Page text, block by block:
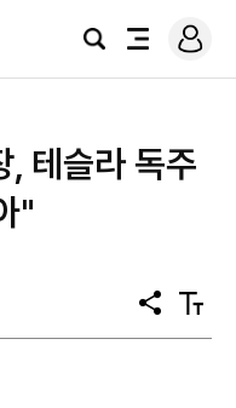
검
전
로
그
테슬라 독주
"
공
유
텍
스